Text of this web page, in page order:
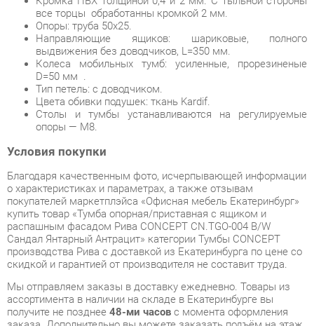
D=50 мм .
Тип петель: с доводчиком.
Цвета обивки подушек: ткань Kardif.
Столы и тумбы устанавливаются на регулируемые
опоры — М8.
Условия покупки
Благодаря качественным фото, исчерпывающей информации
о характеристиках и параметрах, а также отзывам
покупателей маркетплэйса «Офисная мебель Екатеринбург»
распашным фасадом Рива CONCEPT CN.TGO-004 B/W
производства Рива с доставкой из Екатеринбурга по цене со
скидкой и гарантией от производителя не составит труда.
Мы отправляем заказы в доставку ежедневно. Товары из
ассортимента в наличии на складе в Екатеринбурге вы
получите не позднее48-ми часовс момента оформления
заказа. Дополнительно вы можете заказать подъём на этаж
и сборку мебельных изделий.
Срок доставки в другие регионы, и для товаров, находящихся
на складах производителей, рассчитывается индивидуально.
Уточнить наличие, срок и стоимость доставки вы можете
через форму обратной связи